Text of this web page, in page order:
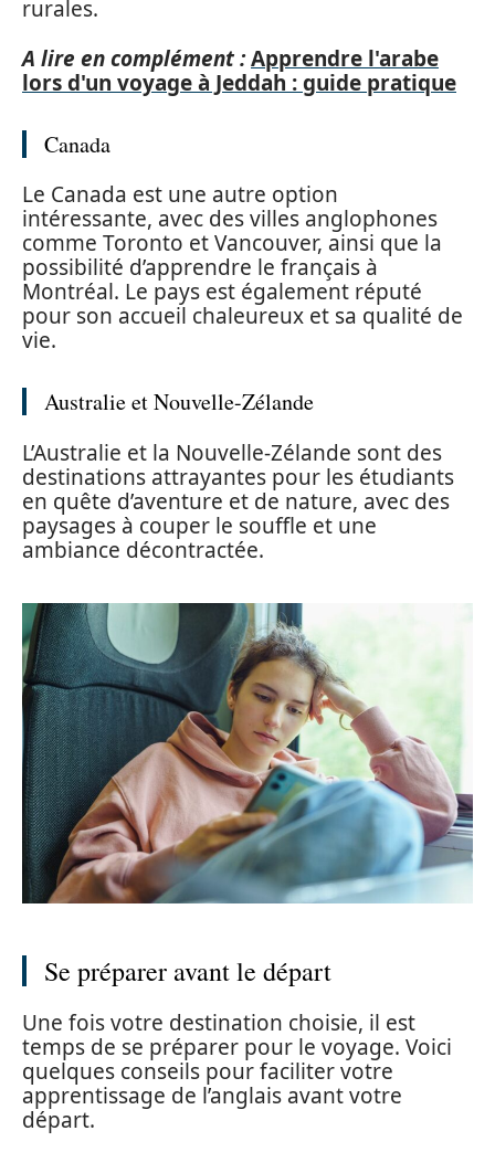
rurales.
A lire en complément :Apprendre l'arabe
lors d'un voyage à Jeddah : guide pratique
Canada
Le Canada est une autre option
intéressante, avec des villes anglophones
comme Toronto et Vancouver, ainsi que la
possibilité d’apprendre le français à
Montréal. Le pays est également réputé
pour son accueil chaleureux et sa qualité de
vie.
Australie et Nouvelle-Zélande
L’Australie et la Nouvelle-Zélande sont des
destinations attrayantes pour les étudiants
en quête d’aventure et de nature, avec des
paysages à couper le souffle et une
ambiance décontractée.
Se préparer avant le départ
Une fois votre destination choisie, il est
temps de se préparer pour le voyage. Voici
quelques conseils pour faciliter votre
apprentissage de l’anglais avant votre
départ.